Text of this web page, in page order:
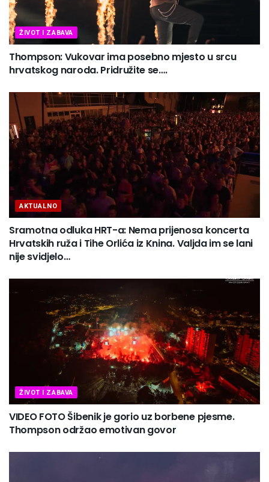
ŽIVOT I ZABAVA
Thompson: Vukovar ima posebno mjesto u srcu
hrvatskog naroda. Pridružite se….
AKTUALNO
Sramotna odluka HRT-a: Nema prijenosa koncerta
Hrvatskih ruža i Tihe Orlića iz Knina. Valjda im se lani
nije svidjelo…
ŽIVOT I ZABAVA
VIDEO FOTO Šibenik je gorio uz borbene pjesme.
Thompson održao emotivan govor